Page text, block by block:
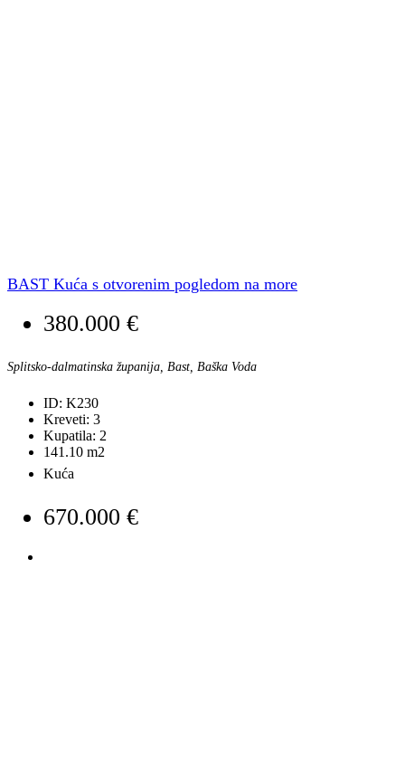
BAST Kuća s otvorenim pogledom na more
380.000 €
Splitsko-dalmatinska županija, Bast, Baška Voda
ID: K230
Kreveti: 3
Kupatila: 2
141.10 m2
Kuća
670.000 €